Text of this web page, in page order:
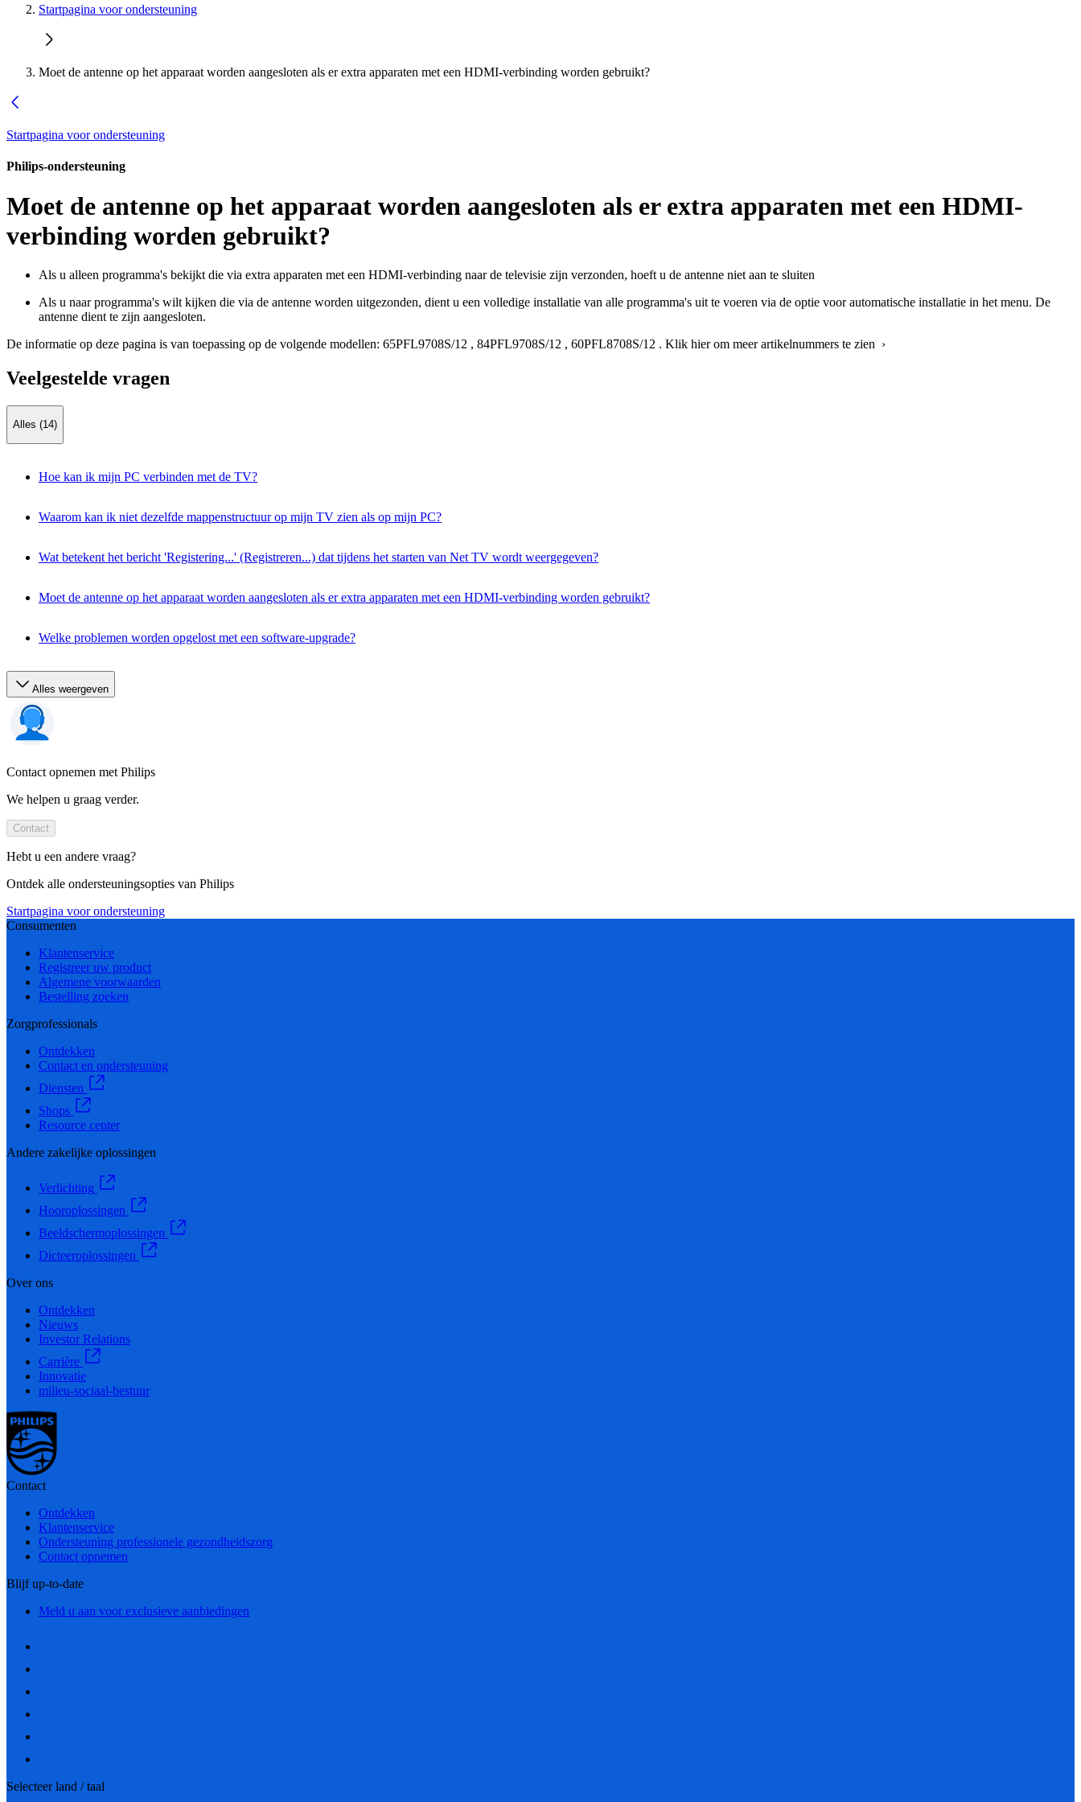
Startpagina voor ondersteuning
Moet de antenne op het apparaat worden aangesloten als er extra apparaten met een HDMI-verbinding worden gebruikt?
Startpagina voor ondersteuning
Philips-ondersteuning
Moet de antenne op het apparaat worden aangesloten als er extra apparaten met een HDMI-
verbinding worden gebruikt?
Als u alleen programma's bekijkt die via extra apparaten met een HDMI-verbinding naar de televisie zijn verzonden, hoeft u de antenne niet aan te sluiten
Als u naar programma's wilt kijken die via de antenne worden uitgezonden, dient u een volledige installatie van alle programma's uit te voeren via de optie voor automatische installatie in het menu. De
antenne dient te zijn aangesloten.
De informatie op deze pagina is van toepassing op de volgende modellen: 65PFL9708S/12 , 84PFL9708S/12 , 60PFL8708S/12 . Klik hier om meer artikelnummers te zien ›
Veelgestelde vragen
Alles (14)
Hoe kan ik mijn PC verbinden met de TV?
Waarom kan ik niet dezelfde mappenstructuur op mijn TV zien als op mijn PC?
Wat betekent het bericht 'Registering...' (Registreren...) dat tijdens het starten van Net TV wordt weergegeven?
Moet de antenne op het apparaat worden aangesloten als er extra apparaten met een HDMI-verbinding worden gebruikt?
Welke problemen worden opgelost met een software-upgrade?
Alles weergeven
Contact opnemen met Philips
We helpen u graag verder.
Contact
Hebt u een andere vraag?
Ontdek alle ondersteuningsopties van Philips
Startpagina voor ondersteuning
Consumenten
Klantenservice
Registreer uw product
Algemene voorwaarden
Bestelling zoeken
Zorgprofessionals
Ontdekken
Contact en ondersteuning
Diensten
Shops
Resource center
Andere zakelijke oplossingen
Verlichting
Hooroplossingen
Beeldschermoplossingen
Dicteeroplossingen
Over ons
Ontdekken
Nieuws
Investor Relations
Carrière
Innovatie
milieu-sociaal-bestuur
Contact
Ontdekken
Klantenservice
Ondersteuning professionele gezondheidszorg
Contact opnemen
Blijf up-to-date
Meld u aan voor exclusieve aanbiedingen
Selecteer land / taal